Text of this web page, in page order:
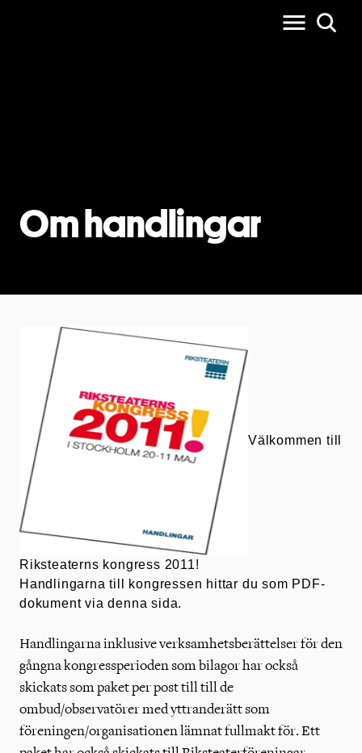
Om handlingar
Välkommen till
Riksteaterns kongress 2011!
Handlingarna till kongressen hittar du som PDF-
dokument via denna sida.
Handlingarna inklusive verksamhetsberättelser för den
gångna kongressperioden som bilagor har också
skickats som paket per post till till de
ombud/observatörer med yttranderätt som
föreningen/organisationen lämnat fullmakt för. Ett